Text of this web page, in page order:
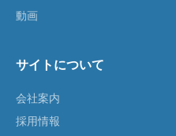
動画
サイトについて
会社案内
採用情報